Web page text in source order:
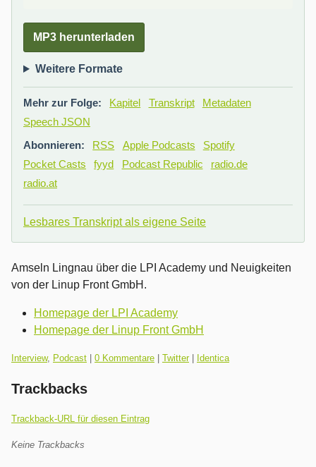
MP3 herunterladen
Weitere Formate
Mehr zur Folge: Kapitel Transkript
Metadaten
Speech JSON
Abonnieren:
RSS Apple Podcasts
Spotify
Pocket Casts
fyyd Podcast Republic
radio.de
radio.at
Lesbares Transkript als eigene Seite
Amseln Lingnau über die LPI Academy und Neuigkeiten
von der Linup Front GmbH.
Homepage der LPI Academy
Homepage der Linup Front GmbH
Kategorien:
Interview, Podcast 0 Kommentare Twitter| Identica
Trackbacks
Trackback-URL für diesen Eintrag
Keine Trackbacks